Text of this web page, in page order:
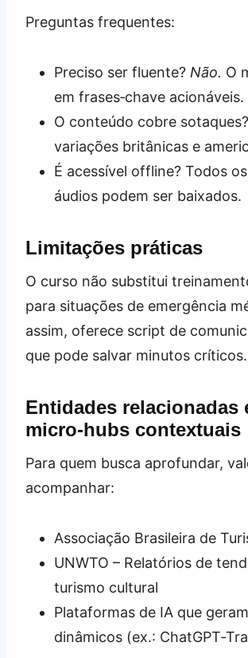
Preguntas frequentes:
Preciso ser fluente? Não. O
em frases‑chave acionáveis.
O conteúdo cobre
variações britânicas e
É acessível offline? Todos
áudios podem ser baixados.
Limitações práticas
O curso não substitui
para situações de emergência
assim, oferece script de
que pode salvar minutos críticos.
Entidades relacionadas
micro‑hubs contextuais
Para quem busca aprofundar,
acompanhar:
Associação Brasileira de
UNWTO – Relatórios de
turismo cultural
Plataformas de IA que
dinâmicos (ex.: